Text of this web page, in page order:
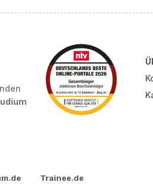
Trainee.de